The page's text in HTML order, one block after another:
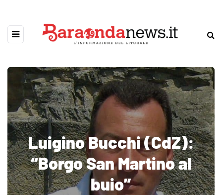
Luigino Bucchi (CdZ):
“Borgo San Martino al
buio”